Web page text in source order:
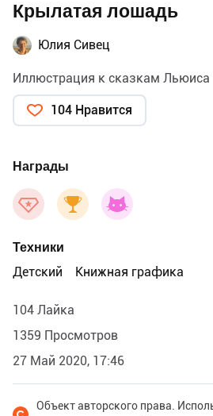
Крылатая лошадь
Юлия Сивец
Иллюстрация к сказкам Льюиса
104 Нравится
Награды
Техники
Детский
Книжная графика
104 Лайка
1359 Просмотров
27 Май 2020, 17:46
Объект авторского права.